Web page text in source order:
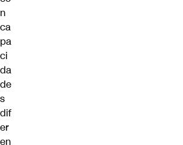
n
ca
pa
ci
da
de
s
dif
er
en